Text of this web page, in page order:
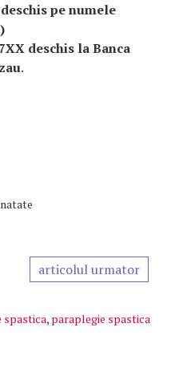
pe numele
deschis la Banca
.
articolul urmator
, paraplegie spastica